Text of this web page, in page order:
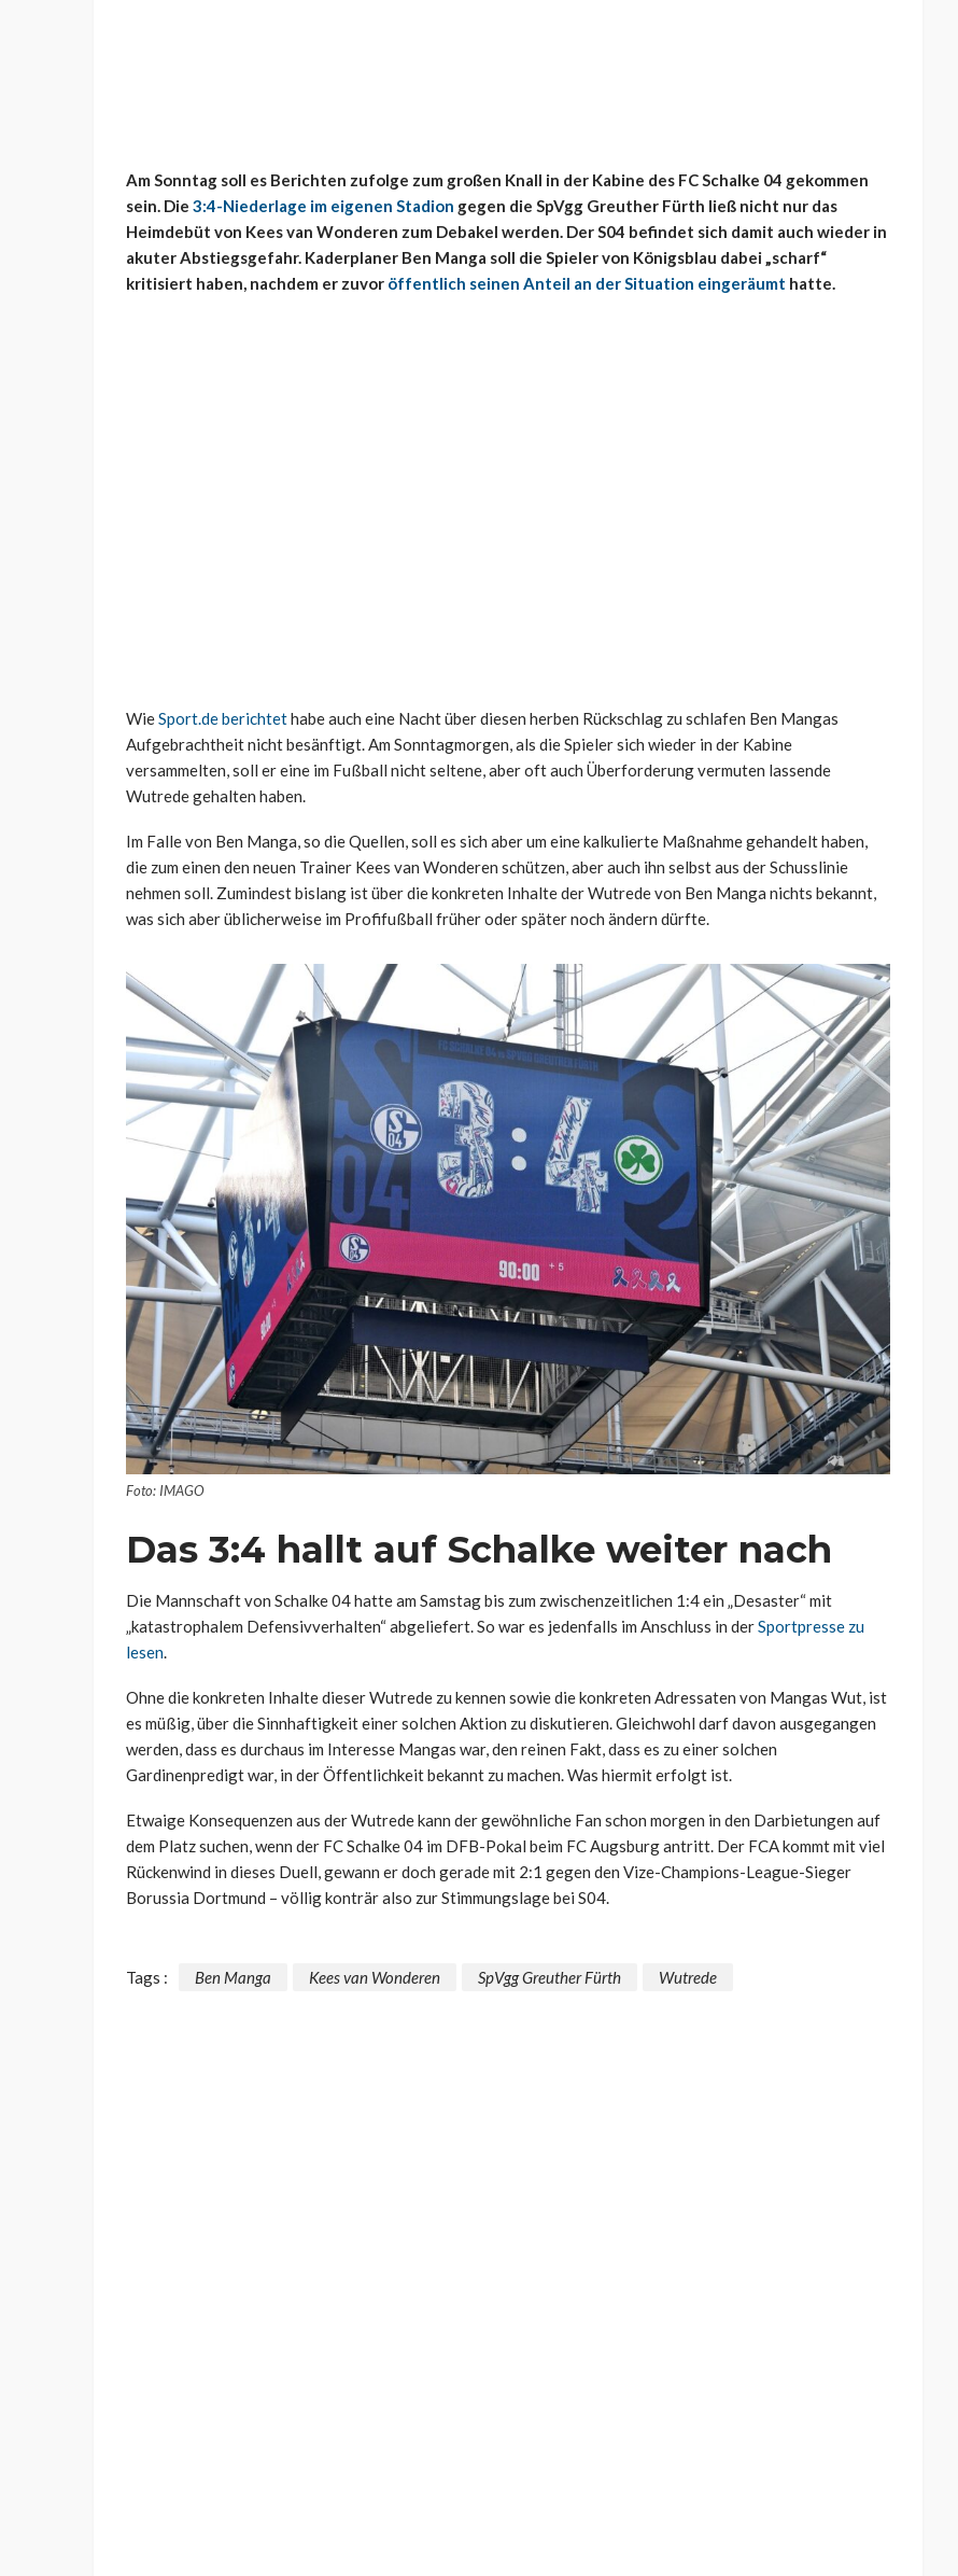
Am Sonntag soll es Berichten zufolge zum großen Knall in der Kabine des FC Schalke 04 gekommen
sein. Die 3:4-Niederlage im eigenen Stadion gegen die SpVgg Greuther Fürth ließ nicht nur das
Heimdebüt von Kees van Wonderen zum Debakel werden. Der S04 befindet sich damit auch wieder in
akuter Abstiegsgefahr. Kaderplaner Ben Manga soll die Spieler von Königsblau dabei „scharf“
kritisiert haben, nachdem er zuvor öffentlich seinen Anteil an der Situation eingeräumt hatte.
WieSport.de berichtethabe auch eine Nacht über diesen herben Rückschlag zu schlafen Ben Mangas
Aufgebrachtheit nicht besänftigt. Am Sonntagmorgen, als die Spieler sich wieder in der Kabine
versammelten, soll er eine im Fußball nicht seltene, aber oft auch Überforderung vermuten lassende
Wutrede gehalten haben.
Im Falle von Ben Manga, so die Quellen, soll es sich aber um eine kalkulierte Maßnahme gehandelt haben,
die zum einen den neuen Trainer Kees van Wonderen schützen, aber auch ihn selbst aus der Schusslinie
nehmen soll. Zumindest bislang ist über die konkreten Inhalte der Wutrede von Ben Manga nichts bekannt,
was sich aber üblicherweise im Profifußball früher oder später noch ändern dürfte.
Foto: IMAGO
Das 3:4 hallt auf Schalke weiter nach
Die Mannschaft von Schalke 04 hatte am Samstag bis zum zwischenzeitlichen 1:4 ein „Desaster“ mit
„katastrophalem Defensivverhalten“ abgeliefert. So war es jedenfalls im Anschluss in derSportpresse zu
lesen.
Ohne die konkreten Inhalte dieser Wutrede zu kennen sowie die konkreten Adressaten von Mangas Wut, ist
es müßig, über die Sinnhaftigkeit einer solchen Aktion zu diskutieren. Gleichwohl darf davon ausgegangen
werden, dass es durchaus im Interesse Mangas war, den reinen Fakt, dass es zu einer solchen
Gardinenpredigt war, in der Öffentlichkeit bekannt zu machen. Was hiermit erfolgt ist.
Etwaige Konsequenzen aus der Wutrede kann der gewöhnliche Fan schon morgen in den Darbietungen auf
dem Platz suchen, wenn der FC Schalke 04 im DFB-Pokal beim FC Augsburg antritt. Der FCA kommt mit viel
Rückenwind in dieses Duell, gewann er doch gerade mit 2:1 gegen den Vize-Champions-League-Sieger
Borussia Dortmund – völlig konträr also zur Stimmungslage bei S04.
Tags : Ben Manga Kees van Wonderen SpVgg Greuther Fürth Wutrede